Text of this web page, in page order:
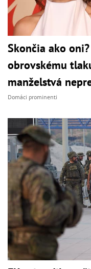
Skončia ako
obrovskému
manželstvá
Domáci prominenti